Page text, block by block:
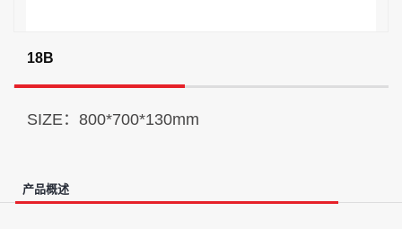
18B
SIZE：800*700*130mm
产品概述